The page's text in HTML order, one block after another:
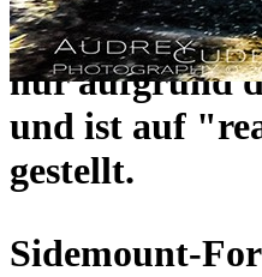
Das alte
nur aufgrund
und ist auf
gestellt.
Sidemount-